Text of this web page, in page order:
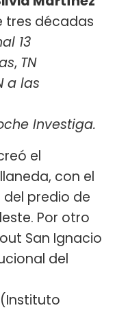
tres décadas
13
, TN
a las
Investiga.
el
con el
predio de
Por otro
San Ignacio
del
(Instituto